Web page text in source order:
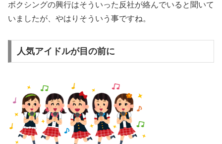
ボクシングの興行はそういった反社が絡んでいると聞いて
いましたが、やはりそういう事ですね。
人気アイドルが目の前に